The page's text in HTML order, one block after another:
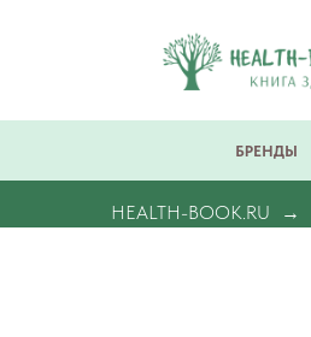
БРЕНДЫ
HEALTH-BOOK.RU